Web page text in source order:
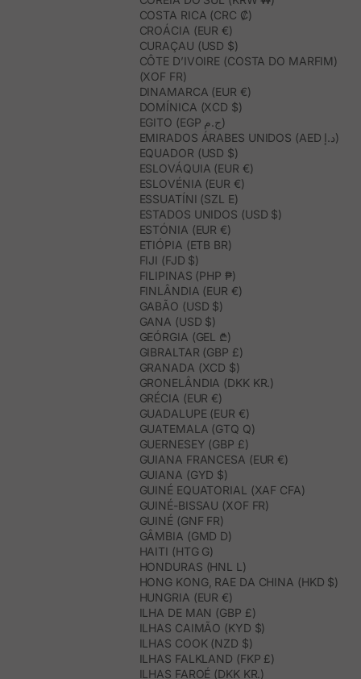
COSTA RICA (CRC ₡)
CROÁCIA (EUR €)
CURAÇAU (USD $)
CÔTE D’IVOIRE (COSTA DO MARFIM)
(XOF FR)
DINAMARCA (EUR €)
DOMÍNICA (XCD $)
EGITO (EGP ج.م)
EMIRADOS ÁRABES UNIDOS (AED د.إ)
EQUADOR (USD $)
ESLOVÁQUIA (EUR €)
ESLOVÉNIA (EUR €)
ESSUATÍNI (SZL E)
ESTADOS UNIDOS (USD $)
ESTÓNIA (EUR €)
ETIÓPIA (ETB BR)
FIJI (FJD $)
FILIPINAS (PHP ₱)
FINLÂNDIA (EUR €)
GABÃO (USD $)
GANA (USD $)
GEÓRGIA (GEL ₾)
GIBRALTAR (GBP £)
GRANADA (XCD $)
GRONELÂNDIA (DKK KR.)
GRÉCIA (EUR €)
GUADALUPE (EUR €)
GUATEMALA (GTQ Q)
GUERNESEY (GBP £)
GUIANA FRANCESA (EUR €)
GUIANA (GYD $)
GUINÉ EQUATORIAL (XAF CFA)
GUINÉ-BISSAU (XOF FR)
GUINÉ (GNF FR)
GÂMBIA (GMD D)
HAITI (HTG G)
HONDURAS (HNL L)
HONG KONG, RAE DA CHINA (HKD $)
HUNGRIA (EUR €)
ILHA DE MAN (GBP £)
ILHAS CAIMÃO (KYD $)
ILHAS COOK (NZD $)
ILHAS FALKLAND (FKP £)
ILHAS FAROÉ (DKK KR.)